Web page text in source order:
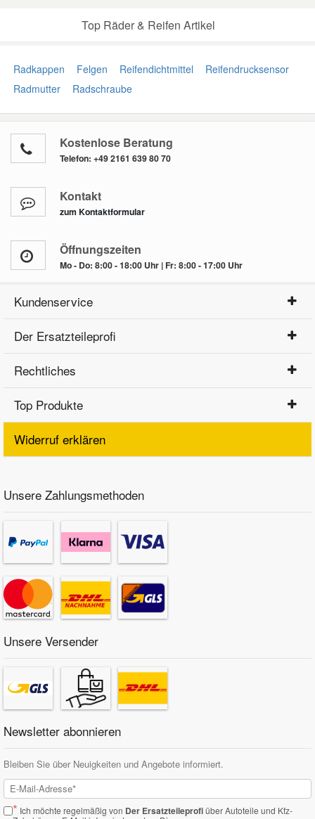
Top Räder & Reifen Artikel
Radkappen Felgen Reifendichtmittel
Reifendrucksensor
Radmutter
Radschraube
Kostenlose Beratung
Telefon: +49 2161 639 80 70
Kontakt
zum Kontaktformular
Öffnungszeiten
Mo - Do: 8:00 - 18:00 Uhr | Fr: 8:00 - 17:00 Uhr
Kundenservice
Der Ersatzteileprofi
Rechtliches
Top Produkte
Widerruf erklären
Unsere Zahlungsmethoden
Unsere Versender
Newsletter abonnieren
Bleiben Sie über Neuigkeiten und Angebote informiert.
* Ich möchte regelmäßig von Der Ersatzteileprofiüber Autoteile und Kfz-